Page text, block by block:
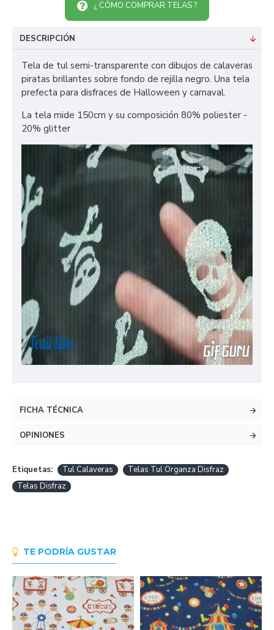
¿ CÓMO COMPRAR TELAS ?
DESCRIPCIÓN
Tela de tul semi-transparente con dibujos de calaveras
piratas brillantes sobre fondo de rejilla negro. Una tela
prefecta para disfraces de Halloween y carnaval.
La tela mide 150cm y su composición 80% poliester -
20% glitter
FICHA TÉCNICA
OPINIONES
Etiquetas: Tul Calaveras
Telas Tul Organza Disfraz
Telas Disfraz
TE PODRÍA GUSTAR